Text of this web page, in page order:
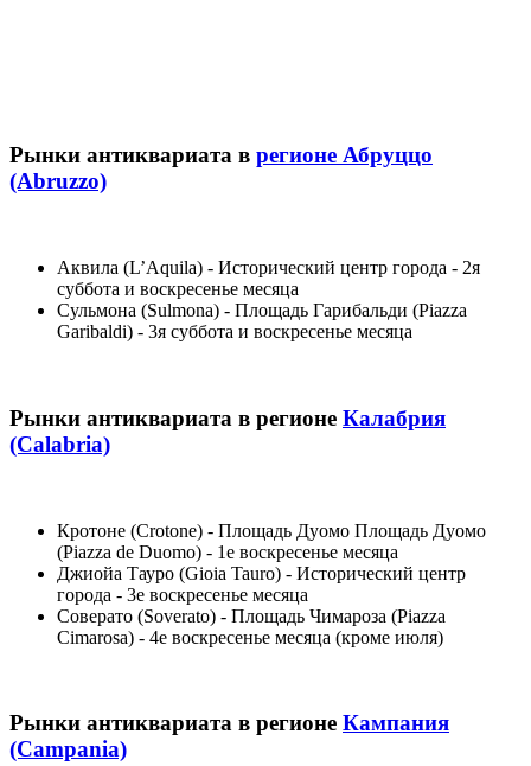
Рынки антиквариата в регионе Абруццо
(Abruzzo)
Аквила (L’Aquila) - Исторический центр города - 2я
суббота и воскресенье месяца
Сульмона (Sulmona) - Площадь Гарибальди (Piazza
Garibaldi) - 3я суббота и воскресенье месяца
Рынки антиквариата в регионе Калабрия
(Calabria)
Кротоне (Crotone) - Площадь Дуомо Площадь Дуомо
(Piazza de Duomo) - 1е воскресенье месяца
Джиойа Тауро (Gioia Tauro) - Исторический центр
города - 3е воскресенье месяца
Соверато (Soverato) - Площадь Чимароза (Piazza
Cimarosa) - 4е воскресенье месяца (кроме июля)
Рынки антиквариата в регионе Кампания
(Campania)